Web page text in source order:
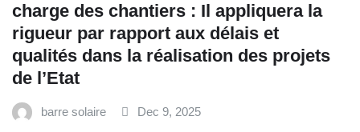
charge des chantiers : Il appliquera la
rigueur par rapport aux délais et
qualités dans la réalisation des projets
de l’Etat
barre solaire Dec 9, 2025